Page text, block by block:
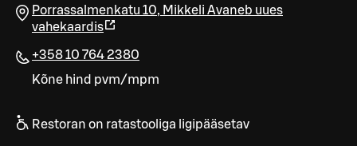
Porrassalmenkatu 10, Mikkeli Avaneb uues
vahekaardis
+358 10 764 2380
Kõne hind pvm/mpm
Restoran on ratastooliga ligipääsetav